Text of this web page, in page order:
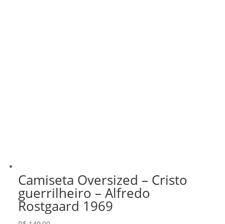
Camiseta Oversized – Cristo
guerrilheiro – Alfredo
Rostgaard 1969